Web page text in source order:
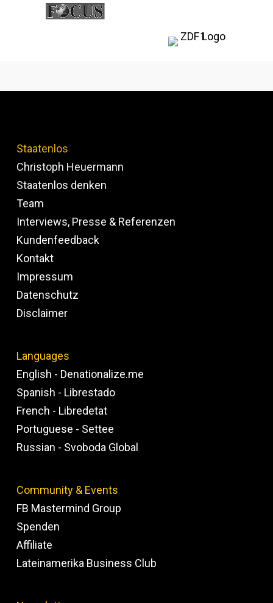
Staatenlos
Christoph Heuermann
Staatenlos denken
Team
Interviews, Presse & Referenzen
Kundenfeedback
Kontakt
Impressum
Datenschutz
Disclaimer
Languages
English - Denationalize.me
Spanish - Librestado
French - Libredetat
Portuguese - Settee
Russian - Svoboda Global
Community & Events
FB Mastermind Group
Spenden
Affiliate
Lateinamerika Business Club